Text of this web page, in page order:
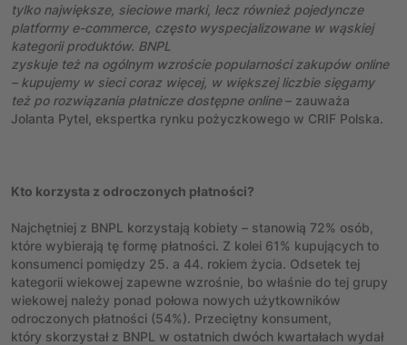
tylko największe, sieciowe marki, lecz również pojedyncze
platformy e-commerce, często wyspecjalizowane w wąskiej
kategorii produktów. BNPL
zyskuje też na ogólnym wzroście popularności zakupów online
– kupujemy w sieci coraz więcej, w większej liczbie sięgamy
też po rozwiązania płatnicze dostępne online– zauważa
Jolanta Pytel, ekspertka rynku pożyczkowego w CRIF Polska.
Kto korzysta z odroczonych płatności?
Najchętniej z BNPL korzystają kobiety – stanowią 72% osób,
które wybierają tę formę płatności. Z kolei 61% kupujących to
konsumenci pomiędzy 25. a 44. rokiem życia. Odsetek tej
kategorii wiekowej zapewne wzrośnie, bo właśnie do tej grupy
wiekowej należy ponad połowa nowych użytkowników
odroczonych płatności (54%). Przeciętny konsument,
który skorzystał z BNPL w ostatnich dwóch kwartałach wydał